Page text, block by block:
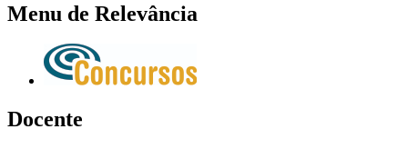
Menu de Relevância
Docente